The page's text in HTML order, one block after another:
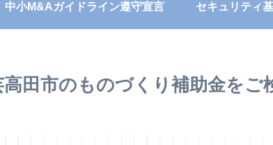
中小M&Aガイドライン遵守宣言 セキュリティ
田市のものづくり補助金をご